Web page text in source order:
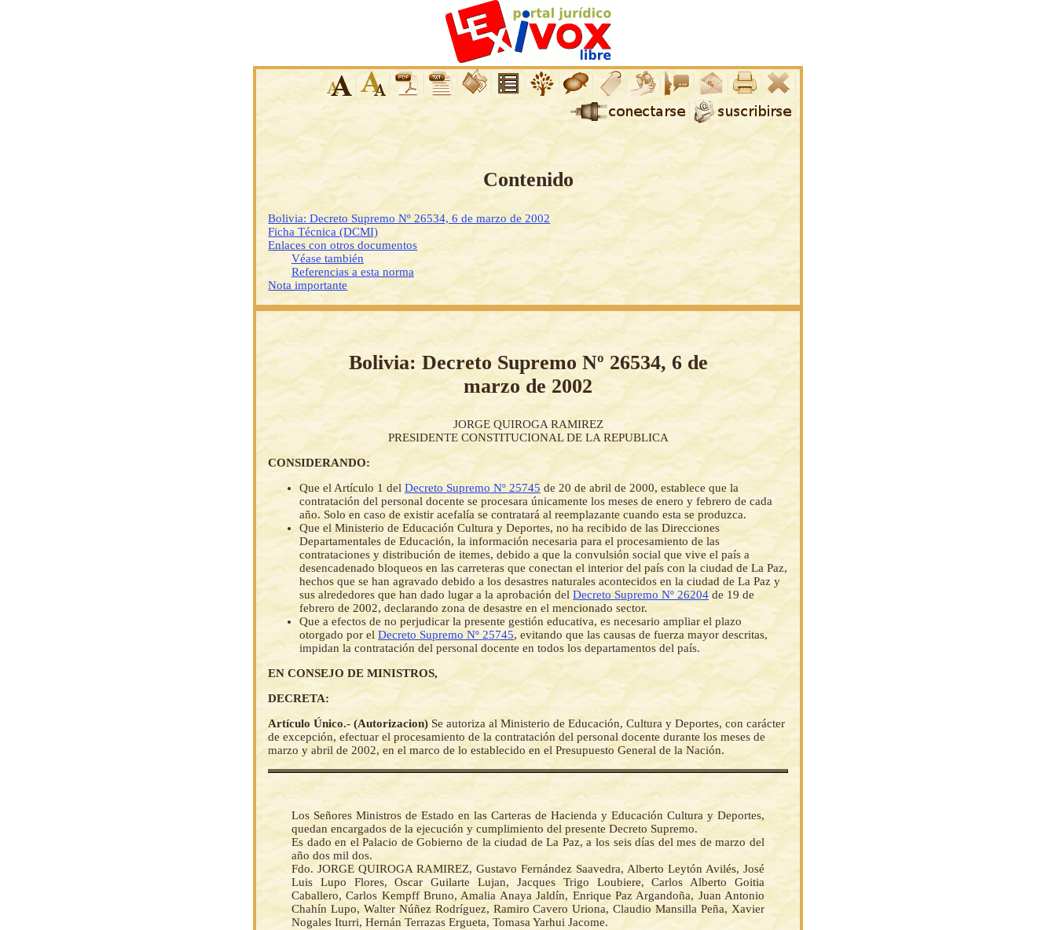
Contenido
Bolivia: Decreto Supremo Nº 26534, 6 de marzo de 2002
Ficha Técnica (DCMI)
Enlaces con otros documentos
Véase también
Referencias a esta norma
Nota importante
Bolivia: Decreto Supremo Nº 26534, 6 de
marzo de 2002
JORGE QUIROGA RAMIREZ
PRESIDENTE CONSTITUCIONAL DE LA REPUBLICA
CONSIDERANDO:
Que el Artículo 1 del Decreto Supremo Nº 25745 de 20 de abril de 2000, establece que la
contratación del personal docente se procesara únicamente los meses de enero y febrero de cada
año. Solo en caso de existir acefalía se contratará al reemplazante cuando esta se produzca.
Que el Ministerio de Educación Cultura y Deportes, no ha recibido de las Direcciones
Departamentales de Educación, la información necesaria para el procesamiento de las
contrataciones y distribución de itemes, debido a que la convulsión social que vive el país a
desencadenado bloqueos en las carreteras que conectan el interior del país con la ciudad de La Paz,
hechos que se han agravado debido a los desastres naturales acontecidos en la ciudad de La Paz y
sus alrededores que han dado lugar a la aprobación del Decreto Supremo Nº 26204 de 19 de
febrero de 2002, declarando zona de desastre en el mencionado sector.
Que a efectos de no perjudicar la presente gestión educativa, es necesario ampliar el plazo
otorgado por el Decreto Supremo Nº 25745, evitando que las causas de fuerza mayor descritas,
impidan la contratación del personal docente en todos los departamentos del país.
EN CONSEJO DE MINISTROS,
DECRETA:
Artículo Único.- (Autorizacion) Se autoriza al Ministerio de Educación, Cultura y Deportes, con carácter
de excepción, efectuar el procesamiento de la contratación del personal docente durante los meses de
marzo y abril de 2002, en el marco de lo establecido en el Presupuesto General de la Nación.
Los Señores Ministros de Estado en las Carteras de Hacienda y Educación Cultura y Deportes,
quedan encargados de la ejecución y cumplimiento del presente Decreto Supremo.
Es dado en el Palacio de Gobierno de la ciudad de La Paz, a los seis días del mes de marzo del
año dos mil dos.
Fdo. JORGE QUIROGA RAMIREZ, Gustavo Fernández Saavedra, Alberto Leytón Avilés, José
Luis Lupo Flores, Oscar Guilarte Lujan, Jacques Trigo Loubiere, Carlos Alberto Goitia
Caballero, Carlos Kempff Bruno, Amalia Anaya Jaldín, Enrique Paz Argandoña, Juan Antonio
Chahín Lupo, Walter Núñez Rodríguez, Ramiro Cavero Uriona, Claudio Mansilla Peña, Xavier
Nogales Iturri, Hernán Terrazas Ergueta, Tomasa Yarhui Jacome.